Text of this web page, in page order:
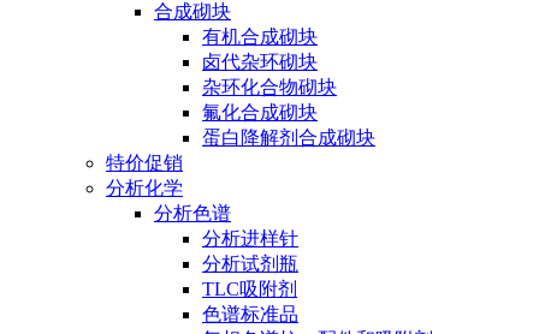
合成砌块
有机合成砌块
卤代杂环砌块
杂环化合物砌块
氟化合成砌块
蛋白降解剂合成砌块
特价促销
分析化学
分析色谱
分析进样针
分析试剂瓶
TLC吸附剂
色谱标准品